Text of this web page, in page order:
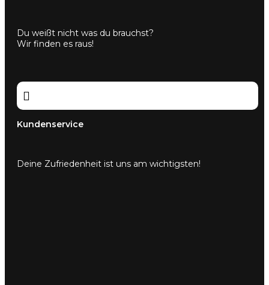
Du weißt nicht was du brauchst?
Wir finden es raus!

Kundenservice
Deine Zufriedenheit ist uns am wichtigsten!